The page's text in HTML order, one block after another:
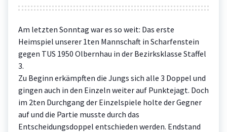
Am letzten Sonntag war es so weit: Das erste
Heimspiel unserer 1ten Mannschaft in Scharfenstein
gegen TUS 1950 Olbernhau in der Bezirksklasse Staffel
3.
Zu Beginn erkämpften die Jungs sich alle 3 Doppel und
gingen auch in den Einzeln weiter auf Punktejagt. Doch
im 2ten Durchgang der Einzelspiele holte der Gegner
auf und die Partie musste durch das
Entscheidungsdoppel entschieden werden. Endstand